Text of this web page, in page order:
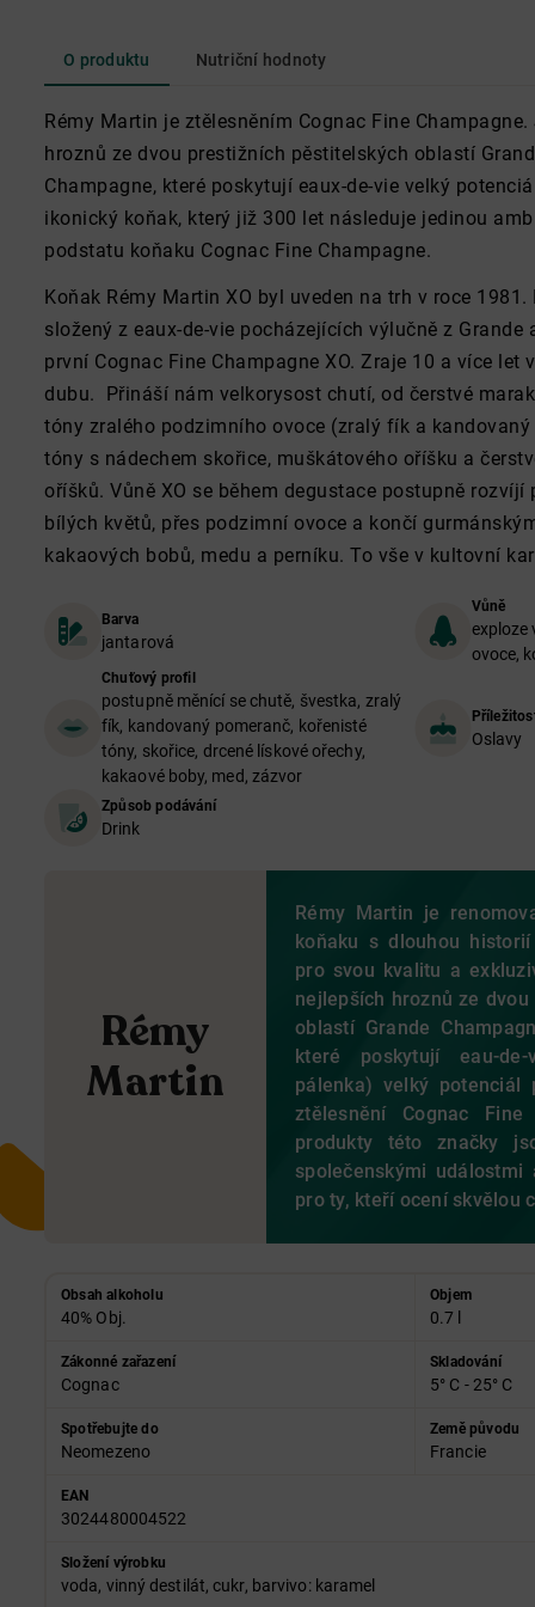
O produktu Nutriční hodnoty
Rémy Martin je ztělesněním Cognac Fine
hroznů ze dvou prestižních pěstitelských oblastí
Champagne, které poskytují eaux-de-vie velký
ikonický koňak, který již 300 let následuje jedinou
podstatu koňaku Cognac Fine Champagne.
Koňak Rémy Martin XO byl uveden na trh v roce
složený z eaux-de-vie pocházejících výlučně z Grande
první Cognac Fine Champagne XO. Zraje 10 a více let
dubu. Přináší nám velkorysost chutí, od čerstvé
tóny zralého podzimního ovoce (zralý fík a
tóny s nádechem skořice, muškátového oříšku a
oříšků. Vůně XO se během degustace postupně
bílých květů, přes podzimní ovoce a končí
kakaových bobů, medu a perníku. To vše v kultovní
Barva
jantarová
Vůně
exploze
ovoce,
Chuťový profil
postupně měnící se chutě, švestka, zralý
fík, kandovaný pomeranč, kořenisté
tóny, skořice, drcené lískové ořechy,
kakaové boby, med, zázvor
Oslavy
Způsob podávání
Drink
Rémy
Martin
Rémy Martin je
koňaku s dlouhou
pro svou kvalitu a
nejlepších hroznů ze
oblastí Grande
které poskytují eau-
pálenka) velký potenciál
ztělesnění Cognac Fine
produkty této značky
společenskými
pro ty, kteří ocení skvělou
Obsah alkoholu
40% Obj.
Objem
0.7 l
Zákonné zařazení
Cognac
Skladování
5° C - 25° C
Spotřebujte do
Neomezeno
Země původu
Francie
EAN
3024480004522
Složení výrobku
voda, vinný destilát, cukr, barvivo: karamel